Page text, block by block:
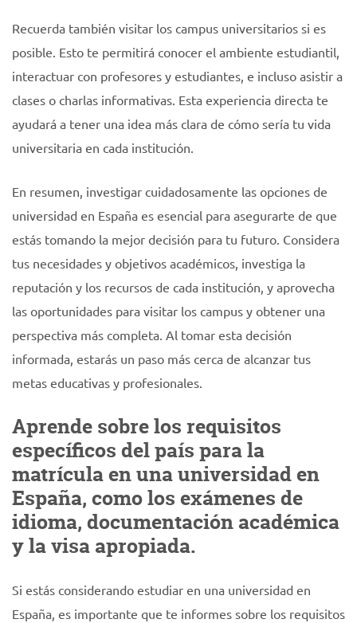
Recuerda también visitar los campus universitarios si es
posible. Esto te permitirá conocer el ambiente estudiantil,
interactuar con profesores y estudiantes, e incluso asistir a
clases o charlas informativas. Esta experiencia directa te
ayudará a tener una idea más clara de cómo sería tu vida
universitaria en cada institución.
En resumen, investigar cuidadosamente las opciones de
universidad en España es esencial para asegurarte de que
estás tomando la mejor decisión para tu futuro. Considera
tus necesidades y objetivos académicos, investiga la
reputación y los recursos de cada institución, y aprovecha
las oportunidades para visitar los campus y obtener una
perspectiva más completa. Al tomar esta decisión
informada, estarás un paso más cerca de alcanzar tus
metas educativas y profesionales.
Aprende sobre los requisitos
específicos del país para la
matrícula en una universidad en
España, como los exámenes de
idioma, documentación académica
y la visa apropiada.
Si estás considerando estudiar en una universidad en
España, es importante que te informes sobre los requisitos